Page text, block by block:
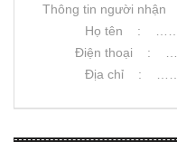
Thông tin người
Họ tên :
Điện thoại
Địa chỉ :